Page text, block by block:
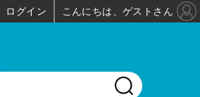
ログイン こんにちは、ゲストさん